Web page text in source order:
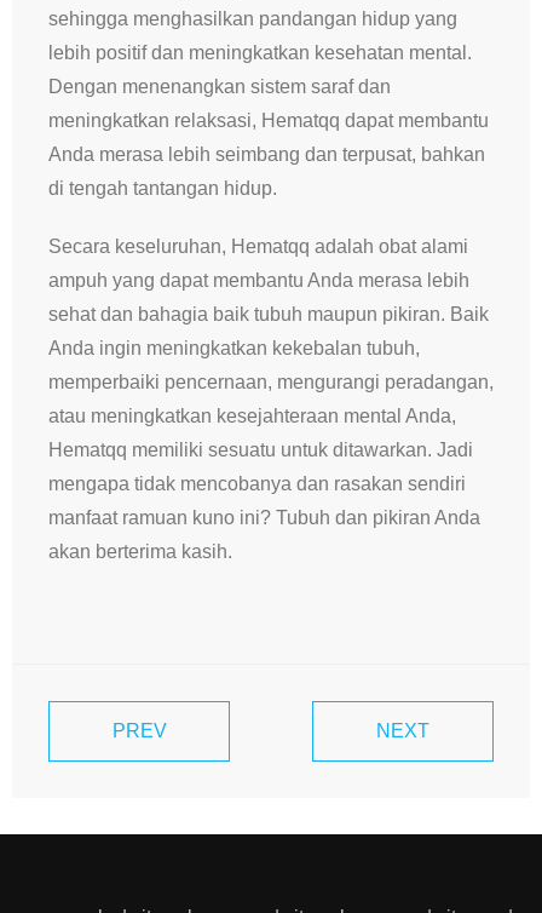
sehingga menghasilkan pandangan hidup yang
lebih positif dan meningkatkan kesehatan mental.
Dengan menenangkan sistem saraf dan
meningkatkan relaksasi, Hematqq dapat membantu
Anda merasa lebih seimbang dan terpusat, bahkan
di tengah tantangan hidup.
Secara keseluruhan, Hematqq adalah obat alami
ampuh yang dapat membantu Anda merasa lebih
sehat dan bahagia baik tubuh maupun pikiran. Baik
Anda ingin meningkatkan kekebalan tubuh,
memperbaiki pencernaan, mengurangi peradangan,
atau meningkatkan kesejahteraan mental Anda,
Hematqq memiliki sesuatu untuk ditawarkan. Jadi
mengapa tidak mencobanya dan rasakan sendiri
manfaat ramuan kuno ini? Tubuh dan pikiran Anda
akan berterima kasih.
PREV NEXT